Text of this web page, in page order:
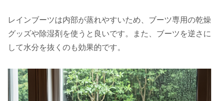
レインブーツは内部が蒸れやすいため、ブーツ専用の乾燥
グッズや除湿剤を使うと良いです。また、ブーツを逆さに
して水分を抜くのも効果的です。